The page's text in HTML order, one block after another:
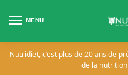
MENU
Nutridiet, c’est plus de 20 ans de
de la